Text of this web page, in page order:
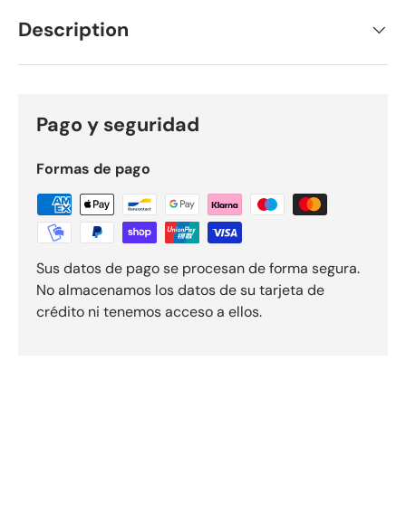
Description
Pago y seguridad
Formas de pago
Sus datos de pago se procesan de forma segura.
No almacenamos los datos de su tarjeta de
crédito ni tenemos acceso a ellos.